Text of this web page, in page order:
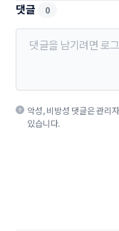
댓글 0
악성, 비방성 댓글은 관리
있습니다.